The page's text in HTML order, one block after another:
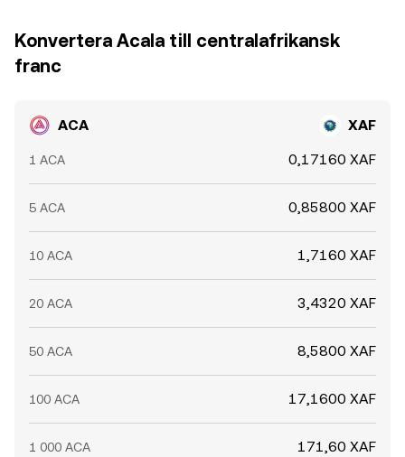
Konvertera Acala till centralafrikansk
franc
ACA XAF
1 ACA 0,17160 XAF
5 ACA 0,85800 XAF
10 ACA 1,7160 XAF
20 ACA 3,4320 XAF
50 ACA 8,5800 XAF
100 ACA 17,1600 XAF
1 000 ACA 171,60 XAF